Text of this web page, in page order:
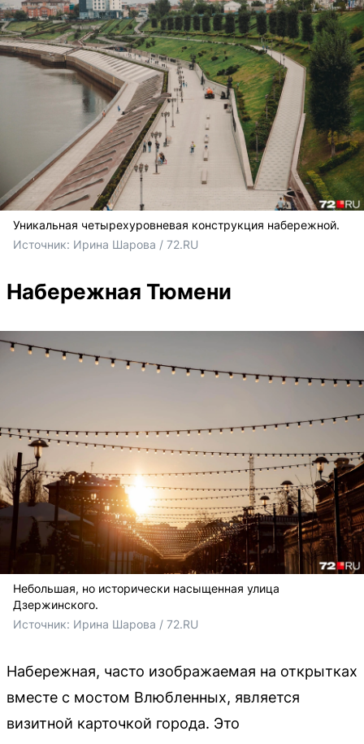
Уникальная четырехуровневая конструкция набережной.
Источник: Ирина Шарова / 72.RU
Набережная Тюмени
Небольшая, но исторически насыщенная улица
Дзержинского.
Источник: Ирина Шарова / 72.RU
Набережная, часто изображаемая на открытках
вместе с мостом Влюбленных, является
визитной карточкой города. Это